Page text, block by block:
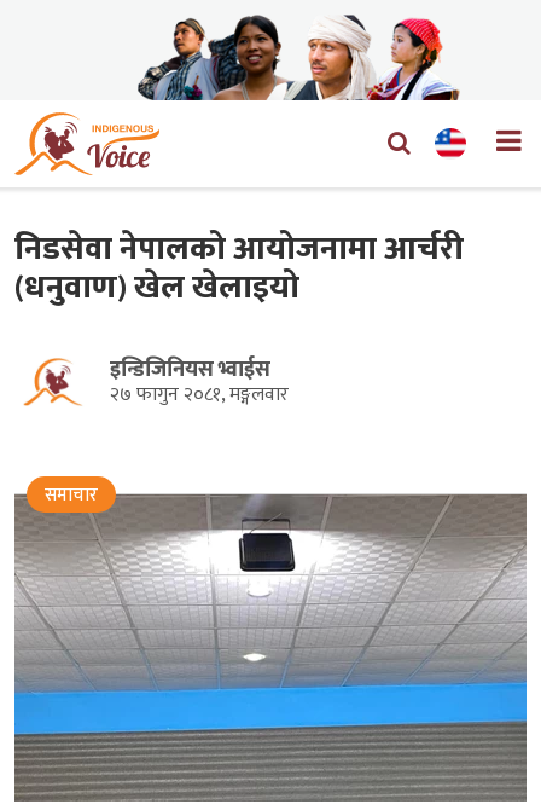
निडसेवा नेपालको आयोजनामा आर्चरी
(धनुवाण) खेल खेलाइयो
इन्डिजिनियस भ्वाईस
२७ फागुन २०८१, मङ्गलवार
समाचार